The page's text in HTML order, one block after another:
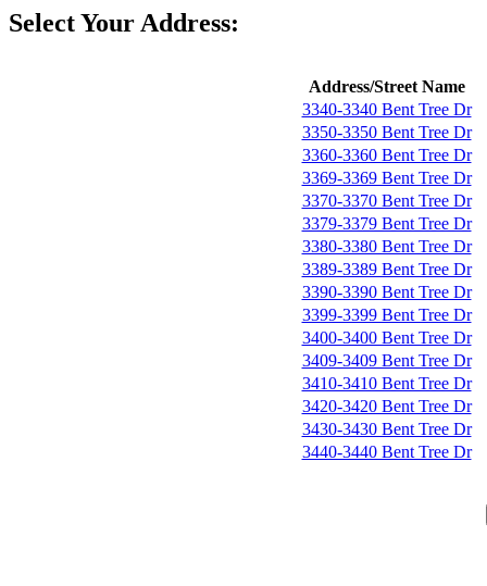
Select Your Address:
Address/Street Name
3340-3340 Bent Tree Dr
3350-3350 Bent Tree Dr
3360-3360 Bent Tree Dr
3369-3369 Bent Tree Dr
3370-3370 Bent Tree Dr
3379-3379 Bent Tree Dr
3380-3380 Bent Tree Dr
3389-3389 Bent Tree Dr
3390-3390 Bent Tree Dr
3399-3399 Bent Tree Dr
3400-3400 Bent Tree Dr
3409-3409 Bent Tree Dr
3410-3410 Bent Tree Dr
3420-3420 Bent Tree Dr
3430-3430 Bent Tree Dr
3440-3440 Bent Tree Dr